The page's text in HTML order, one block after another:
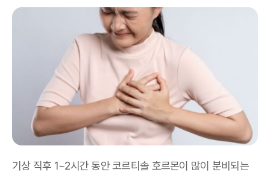
기상 직후 1~2시간 동안 코르티솔 호르몬이 많이 분비되는